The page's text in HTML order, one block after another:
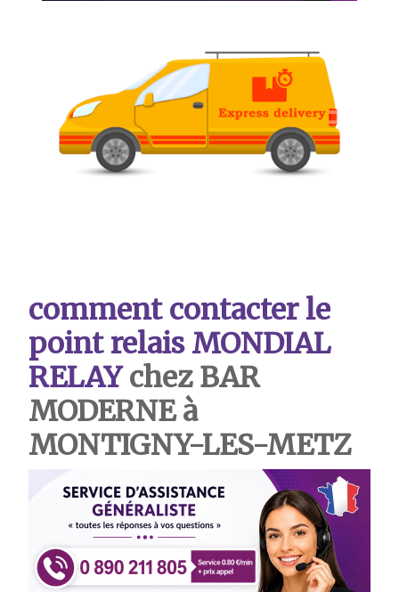
comment contacter le
point relais MONDIAL
RELAYchez BAR
MODERNE à
MONTIGNY-LES-METZ